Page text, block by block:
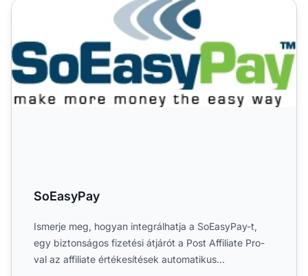
SoEasyPay
SoEasyPay
Ismerje meg, hogyan integrálhatja a SoEasyPay-t,
egy biztonságos fizetési átjárót a Post Affiliate Pro-
val az affiliate értékesítések automatikus